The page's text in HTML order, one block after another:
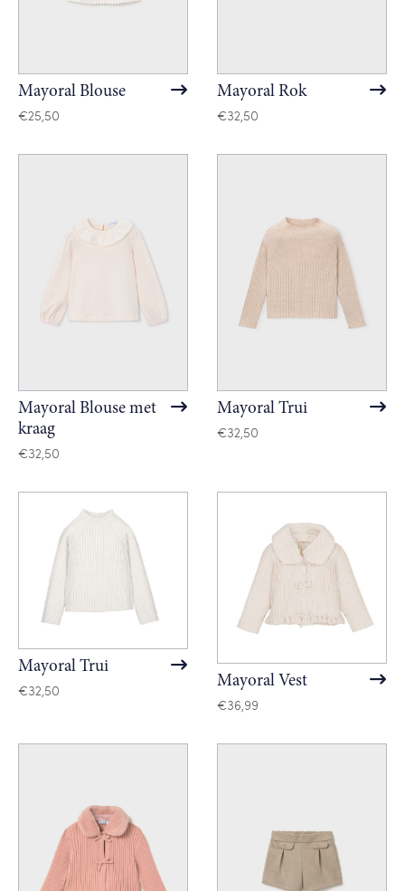
Mayoral Blouse
€25,50
Mayoral Rok
€32,50
Mayoral Blouse met
kraag
€32,50
Mayoral Trui
€32,50
Mayoral Trui
€32,50
Mayoral Vest
€36,99